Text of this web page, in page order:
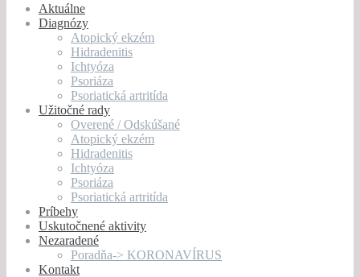
Aktuálne
Diagnózy
Atopický ekzém
Hidradenitis
Ichtyóza
Psoriáza
Psoriatická artritída
Užitočné rady
Overené / Odskúšané
Atopický ekzém
Hidradenitis
Ichtyóza
Psoriáza
Psoriatická artritída
Príbehy
Uskutočnené aktivity
Nezaradené
Poradňa-> KORONAVÍRUS
Kontakt